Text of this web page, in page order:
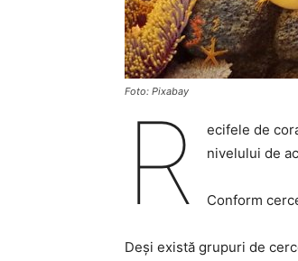
Foto: Pixabay
R
ecifele de
nivelului de
Conform
Deși există grupuri de